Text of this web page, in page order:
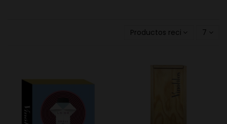
Productos recientemente
7